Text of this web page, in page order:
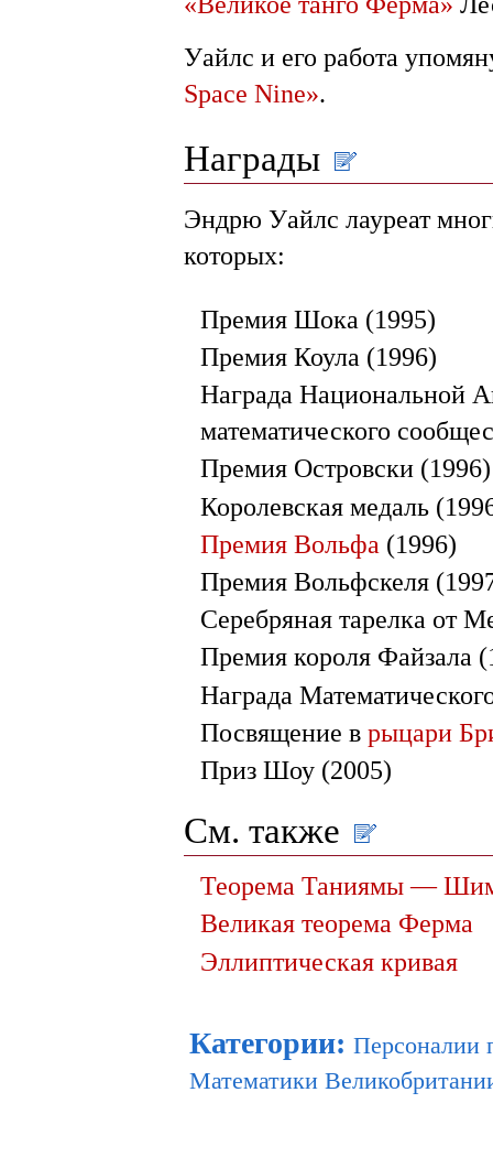
Уайлс и его работа
Space Nine».
Награды
Эндрю Уайлс лауреат
которых:
Премия Шока (1995)
Премия Коула (1996)
Награда Национальной
математического
Премия Островски (1996)
Королевская медаль
Премия Вольфа (1996)
Премия Вольфскеля
Серебряная тарелка от
Премия короля Файзала
Награда
Посвящение в рыцари
Приз Шоу (2005)
См. также
Теорема Таниямы —
Великая теорема Ферма
Эллиптическая кривая
Категории: Персоналии
Математики